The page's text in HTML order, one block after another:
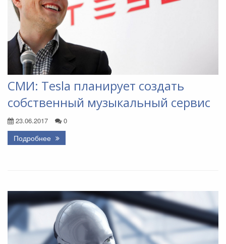
СМИ: Tesla планирует создать
собственный музыкальный сервис
23.06.2017 0
Подробнее